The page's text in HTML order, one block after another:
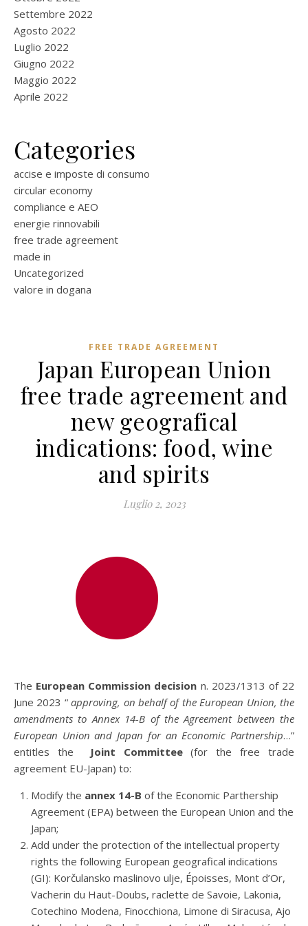
Settembre 2022
Agosto 2022
Luglio 2022
Giugno 2022
Maggio 2022
Aprile 2022
Categories
accise e imposte di consumo
circular economy
compliance e AEO
energie rinnovabili
free trade agreement
made in
Uncategorized
valore in dogana
FREE TRADE AGREEMENT
Japan European Union
free trade agreement and
new geografical
indications: food, wine
and spirits
Luglio 2, 2023
The European Commission decision n. 2023/1313 of 22
June 2023 “approving, on behalf of the European Union, the
amendments to Annex 14-B of the Agreement between the
European Union and Japan for an Economic Partnership…”
entitles the
Joint Committee(for the free trade
agreement EU-Japan) to:
Modify the annex 14-B of the Economic Parthership
Agreement (EPA) between the European Union and the
Japan;
Add under the protection of the intellectual property
rights the following European geografical indications
(GI): Korčulansko maslinovo ulje, Époisses, Mont d’Or,
Vacherin du Haut-Doubs, raclette de Savoie, Lakonia,
Cotechino Modena, Finocchiona, Limone di Siracusa, Ajo